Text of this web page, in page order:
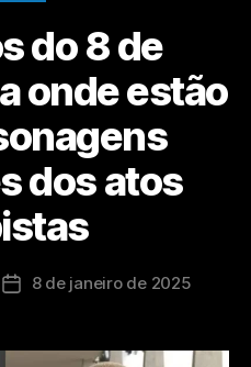
do 8 de
onde estão
dos atos
8 de janeiro de 2025